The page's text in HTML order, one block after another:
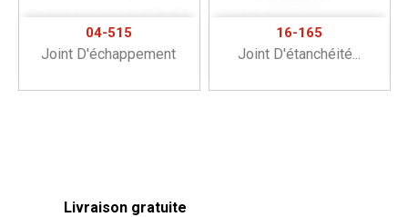
04-515
Joint D'échappement
16-165
Joint D'étanchéité...
Livraison gratuite